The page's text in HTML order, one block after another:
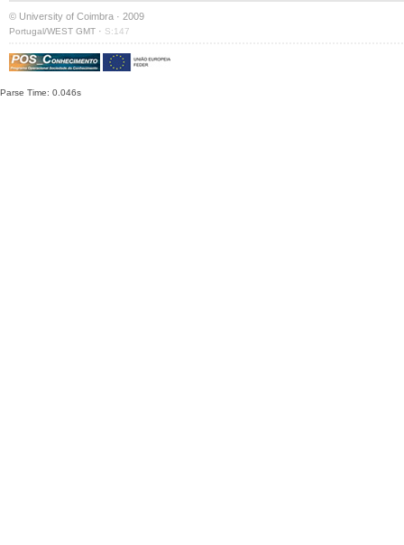
© University of Coimbra · 2009
Portugal/WEST GMT · S:147
Parse Time: 0.046s